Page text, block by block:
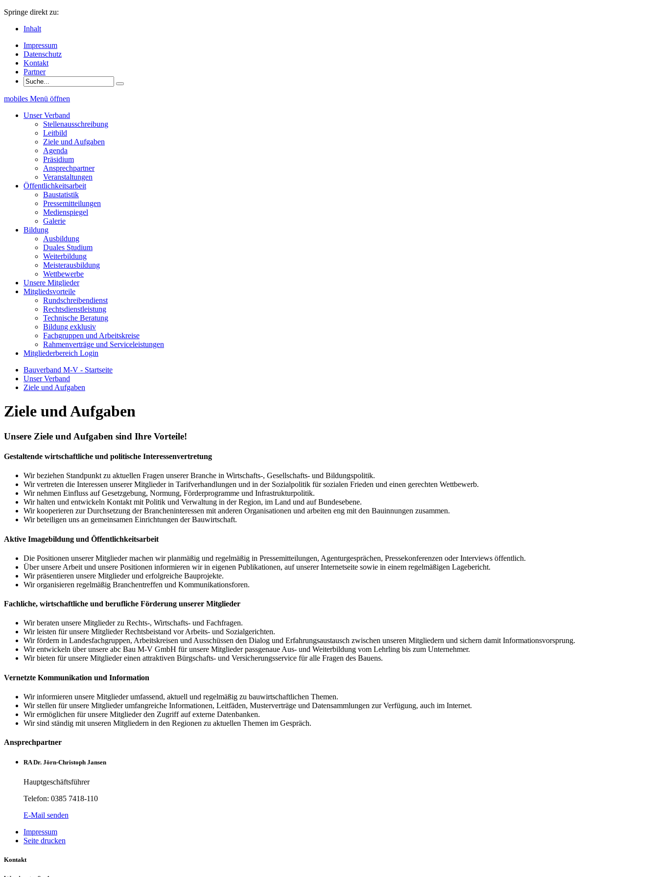
Springe direkt zu:
Inhalt
Impressum
Datenschutz
Kontakt
Partner
mobiles Menü öffnen
Unser Verband
Stellenausschreibung
Leitbild
Ziele und Aufgaben
Agenda
Präsidium
Ansprechpartner
Veranstaltungen
Öffentlichkeitsarbeit
Baustatistik
Pressemitteilungen
Medienspiegel
Galerie
Bildung
Ausbildung
Duales Studium
Weiterbildung
Meisterausbildung
Wettbewerbe
Unsere Mitglieder
Mitgliedsvorteile
Rundschreibendienst
Rechtsdienstleistung
Technische Beratung
Bildung exklusiv
Fachgruppen und Arbeitskreise
Rahmenverträge und Serviceleistungen
Mitgliederbereich Login
Bauverband M-V - Startseite
Unser Verband
Ziele und Aufgaben
Ziele und Aufgaben
Unsere Ziele und Aufgaben sind Ihre Vorteile!
Gestaltende wirtschaftliche und politische Interessenvertretung
Wir beziehen Standpunkt zu aktuellen Fragen unserer Branche in Wirtschafts-, Gesellschafts- und Bildungspolitik.
Wir vertreten die Interessen unserer Mitglieder in Tarifverhand­lungen und in der Sozialpolitik für sozialen Frieden und einen gerechten Wettbewerb.
Wir nehmen Einfluss auf Gesetzgebung, Normung, Förder­programme und Infrastrukturpolitik.
Wir halten und entwickeln Kontakt mit Politik und Verwaltung in der Region, im Land und auf Bundesebene.
Wir kooperieren zur Durchsetzung der Brancheninteressen mit anderen Organisationen und arbeiten eng mit den Bauinnungen zusammen.
Wir beteiligen uns an gemeinsamen Einrichtungen der Bauwirt­schaft.
Aktive Imagebildung und Öffentlichkeitsarbeit
Die Positionen unserer Mitglieder machen wir planmäßig und regel­mäßig in Pressemitteilungen, Agenturgesprächen, Pressekonferen­zen oder Interviews öffentlich.
Über unsere Arbeit und unsere Positionen informieren wir in eigenen Publikationen, auf unserer Internetseite sowie in einem regelmäßigen Lagebericht.
Wir präsentieren unsere Mitglieder und erfolgreiche Bauprojekte.
Wir organisieren regelmäßig Branchentreffen und Kommunikations­foren.
Fachliche, wirtschaftliche und berufliche Förderung unserer Mitglieder
Wir beraten unsere Mitglieder zu Rechts-, Wirtschafts- und Fach­fragen.
Wir leisten für unsere Mitglieder Rechtsbeistand vor Arbeits- und Sozialgerichten.
Wir fördern in Landesfachgruppen, Arbeitskreisen und Aus­schüssen den Dialog und Erfahrungsaustausch zwischen unseren Mitgliedern und sichern damit Informationsvorsprung.
Wir entwickeln über unsere abc Bau M-V GmbH für unsere Mit­glieder passgenaue Aus- und Weiterbildung vom Lehrling bis zum Unternehmer.
Wir bieten für unsere Mitglieder einen attraktiven Bürgschafts- und Versicherungsservice für alle Fragen des Bauens.
Vernetzte Kommunikation und Information
Wir informieren unsere Mitglieder umfassend, aktuell und regel­mäßig zu bauwirtschaftlichen Themen.
Wir stellen für unsere Mitglieder umfangreiche Informationen, Leit­fäden, Musterverträge und Datensammlungen zur Verfügung, auch im Internet.
Wir ermöglichen für unsere Mitglieder den Zugriff auf externe Datenbanken.
Wir sind ständig mit unseren Mitgliedern in den Regionen zu aktuellen Themen im Gespräch.
Ansprechpartner
RA Dr. Jörn-Christoph Jansen
Hauptgeschäftsführer
Telefon: 0385 7418-110
E-Mail senden
Impressum
Seite drucken
Kontakt